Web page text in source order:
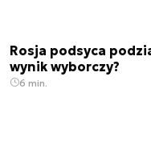
Rosja podsyca
wynik wyborczy?
6 min.